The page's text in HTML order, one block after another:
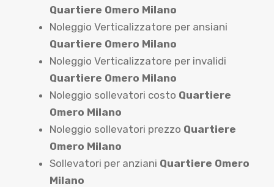
Quartiere Omero Milano
Noleggio Verticalizzatore per ansiani
Quartiere Omero Milano
Noleggio Verticalizzatore per invalidi
Quartiere Omero Milano
Noleggio sollevatori costo Quartiere
Omero Milano
Noleggio sollevatori prezzo Quartiere
Omero Milano
Sollevatori per anziani Quartiere Omero
Milano